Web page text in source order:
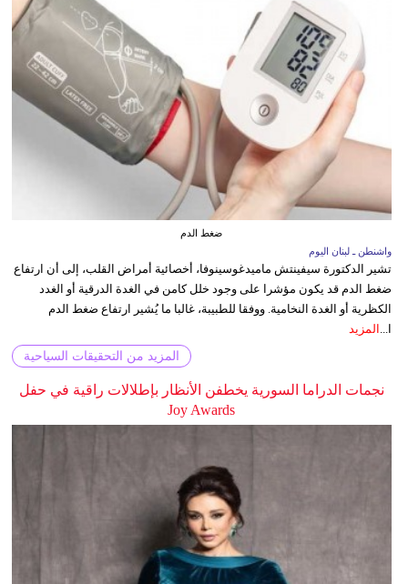
ضغط الدم
واشنطن ـ لبنان اليوم
تشير الدكتورة سيفينتش ماميدغوسينوفا، أخصائية أمراض القلب، إلى أن ارتفاع
ضغط الدم قد يكون مؤشرا على وجود خلل كامن في الغدة الدرقية أو الغدد
الكظرية أو الغدة النخامية. ووفقا للطبيبة، غالبا ما يُشير ارتفاع ضغط الدم
ا... المزيد
المزيد من التحقيقات السياحية
نجمات الدراما السورية يخطفن الأنظار بإطلالات راقية في حفل
Joy Awards